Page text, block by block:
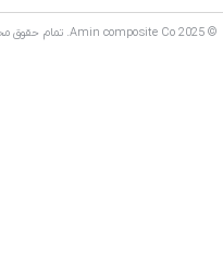
© 2025 Amin composite Co. تمام حقوق محفوظ است.